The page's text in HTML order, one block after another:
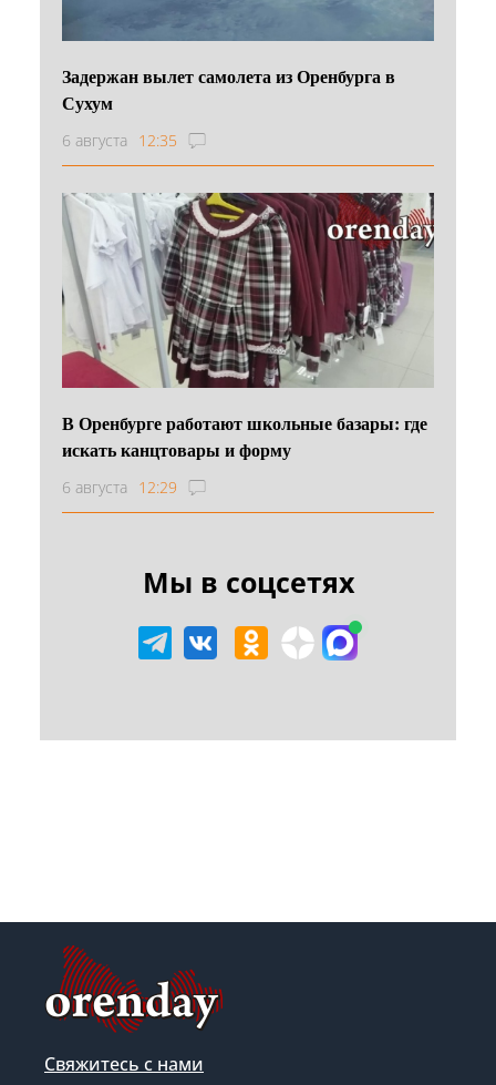
Задержан вылет самолета из Оренбурга в
Сухум
6 августа 12:35
В Оренбурге работают школьные базары: где
искать канцтовары и форму
6 августа 12:29
Мы в соцсетях
Свяжитесь с нами